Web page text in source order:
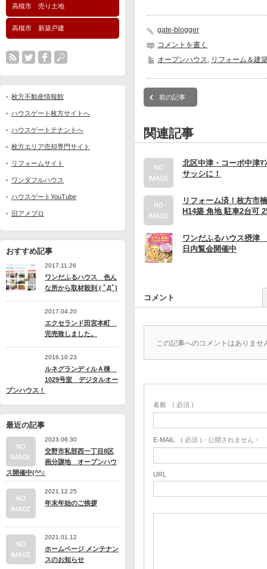
高槻市 売り土地
高槻市 新築戸建
枚方不動産情報館
ハウスゲート枚方サイトへ
ハウスゲートテナントへ
枚方エリア売却専門サイト
リフォームサイト
ワンダフルハウス
ハウスゲートYouTube
旧アメブロ
おすすめ記事
2017.11.26
ワンだふるハウス 色ん
な所から取材殺到 ( ﾟДﾟ)
2017.04.20
エクセランド田宮本町
完売致しました。
2016.10.23
ルネグランディルＡ棟
1029号室 デジタルオー
プンハウス！
最近の記事
2023.06.30
交野市私部西一丁目8区
画分譲地 オープンハウ
ス開催中(^^♪
2021.12.25
年末年始のご挨拶
2021.01.12
ホームページ メンテナン
スのお知らせ
gate-blogger
コメントを書く
オープンハウス, リフォーム＆建
前の記事
関連記事
北区中津・コーポ中津ﾏ
サッシに！
リフォーム済！枚方市
H14築 角地 駐車2台可
ワンだふるハウス摂津
日内覧会開催中
コメント
この記事へのコメントはありませ
名前 ( 必須 )
E-MAIL ( 必須 ) - 公開されません -
URL